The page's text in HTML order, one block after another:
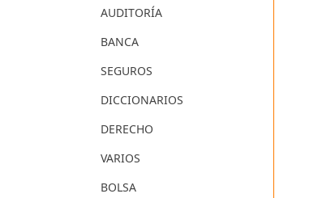
AUDITORÍA
BANCA
SEGUROS
DICCIONARIOS
DERECHO
VARIOS
BOLSA